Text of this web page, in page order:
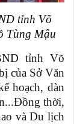
tỉnh Võ
Tùng Mậu
tỉnh Võ
của Sở Văn
hoạch, dàn
thời,
và Du lịch